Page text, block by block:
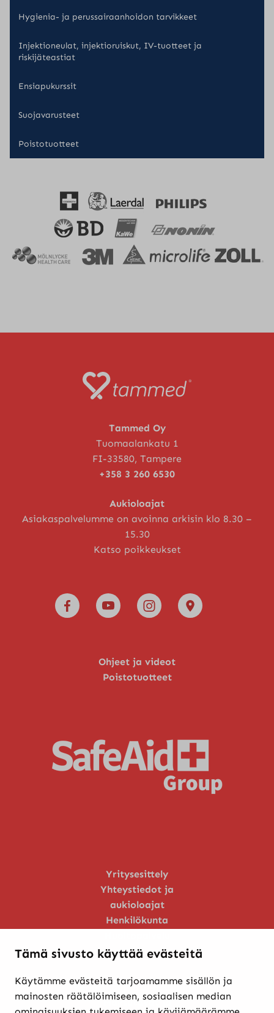
Tämä sivusto käyttää evästeitä
Käytämme evästeitä tarjoamamme sisällön ja
mainosten räätälöimiseen, sosiaalisen median
Hygienia- ja perussairaanhoidon tarvikkeet
Injektioneulat, injektioruiskut, IV-tuotteet ja
riskijäteastiat
Ensiapukurssit
Suojavarusteet
Poistotuotteet
Tammed Oy
Tuomaalankatu 1
FI-33580, Tampere
+358 3 260 6530
Aukioloajat
Asiakaspalvelumme on avoinna arkisin klo 8.30 –
15.30
Katso poikkeukset
Ohjeet ja videot
Poistotuotteet
Yritysesittely
Yhteystiedot ja
aukioloajat
Henkilökunta
Verkkokaupasta ostaminen
Maksutavat ja